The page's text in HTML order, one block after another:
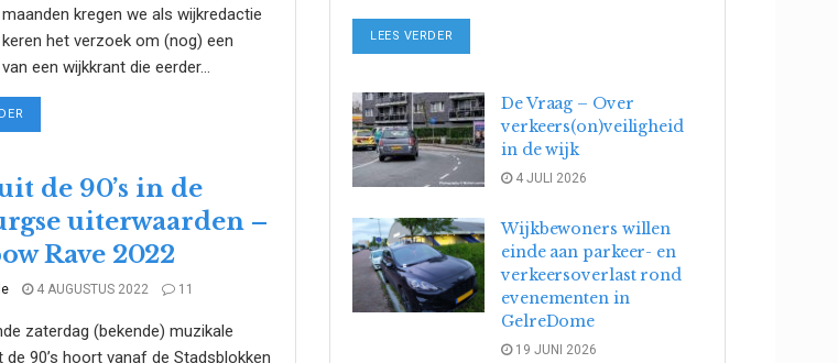
kregen we als wijkredactie
het verzoek om (nog) een
een wijkkrant die eerder...
de 90’s in de
uiterwaarden –
Rave 2022
4 AUGUSTUS 2022 11
zaterdag (bekende) muzikale
de 90’s hoort vanaf de Stadsblokken
LEES VERDER
De Vraag – Over
verkeers(on)veiligheid
in de wijk
4 JULI 2026
Wijkbewoners willen
einde aan parkeer- en
verkeersoverlast rond
evenementen in
GelreDome
19 JUNI 2026